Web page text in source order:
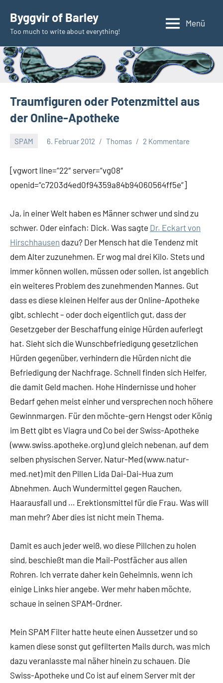
Inhalt
springen
Byggvir of Barley
Too much to write about everything!
Menü
Traumfiguren oder Potenzmittel aus
der Online-Apotheke
SPAM 6. Februar 2012 Thomas 2 Kommentare
[vgwort line=“22″ server=“vg08″
openid=“c7203d4ed0f94359a84b94060564ff5e“]
Ja, in einer Welt haben es Männer schwer und sind zu
schwer. Oder einfach: Dick. Was sagte Dr. Eckart von
Hirschhausen dazu? Der Mensch hat die Tendenz mit
dem Alter zuzunehmen. Er wog mal drei Kilo. Stets und
immer können wollen, müssen oder sollen, ist angeblich
ein weiteres Problem des zunehmenden Mannes. Gut
dass es diese kleinen Helfer aus der Online-Apotheke
gibt, schlecht – oder doch eigentlich gut, dass der
Gesetzgeber der Beschaffung einige Hürden auferlegt
hat. Sieht sich die Wunschbefriedigung gesetzlichen
Hürden gegenüber, verhindern die Hürden nicht die
Befriedigung der Nachfrage. Schnell finden sich Helfer,
die damit Geld machen. Hohe Hindernisse und hoher
Bedarf gehen meist einher und versprechen noch höhere
Gewinnmargen. Für den möchte-gern Hengst oder König
im Bett gibt es Viagra und Co bei der Swiss-Apotheke
(www.swiss.apotheke.org) und gleich nebenan, auf dem
selben physischen Server, Natur-Med (www.natur-
med.net) mit den Pillen Lida Dai-Dai-Hua zum
Abnehmen. Auch Wundermittel gegen Rauchen,
Haarausfall und … Erektionsmittel für die Frau. Was will
man mehr? Aber dies ist nicht mein Thema.
Damit es auch jeder weiß, wo diese Pillchen zu holen
sind, beschießt man die Mail-Postfächer aus allen
Rohren. Ich verrate daher kein Geheimnis, wenn ich
einige Links hier angebe. Wer mehr haben möchte,
schaue in seinen SPAM-Ordner.
Mein SPAM Filter hatte heute einen Aussetzer und so
kamen diese sonst gut gefilterten Mails durch, was mich
dazu veranlasste mal näher hinein zu schauen. Die
Swiss-Apotheke und Co ist auf einem Server mit der